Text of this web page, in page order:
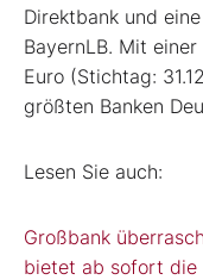
Direktbank und
BayernLB. Mit
Euro (Stichtag:
größten Banken
Lesen Sie auch:
Großbank
bietet ab sofort die